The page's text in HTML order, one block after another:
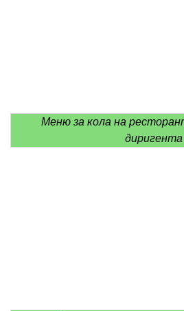
Меню за кола на
диригента